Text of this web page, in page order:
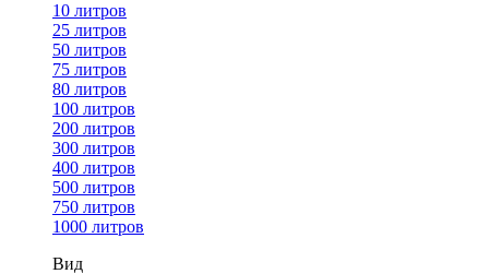
10 литров
25 литров
50 литров
75 литров
80 литров
100 литров
200 литров
300 литров
400 литров
500 литров
750 литров
1000 литров
Вид